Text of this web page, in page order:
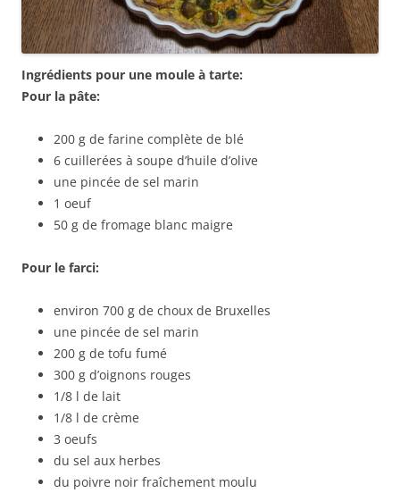
Ingrédients pour une moule à tarte:
Pour la pâte:
200 g de farine complète de blé
6 cuillerées à soupe d’huile d’olive
une pincée de sel marin
1 oeuf
50 g de fromage blanc maigre
Pour le farci:
environ 700 g de choux de Bruxelles
une pincée de sel marin
200 g de tofu fumé
300 g d’oignons rouges
1/8 l de lait
1/8 l de crème
3 oeufs
du sel aux herbes
du poivre noir fraîchement moulu